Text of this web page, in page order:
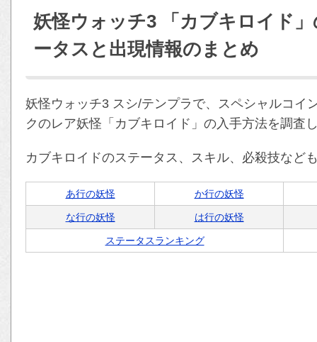
妖怪ウォッチ3 「カブキロイド
ータスと出現情報のまとめ
妖怪ウォッチ3 スシ/テンプラで、スペシャルコイ
クのレア妖怪「カブキロイド」の入手方法を調査
カブキロイドのステータス、スキル、必殺技など
あ行の妖怪 か行の妖怪
な行の妖怪 は行の妖怪
ステータスランキング